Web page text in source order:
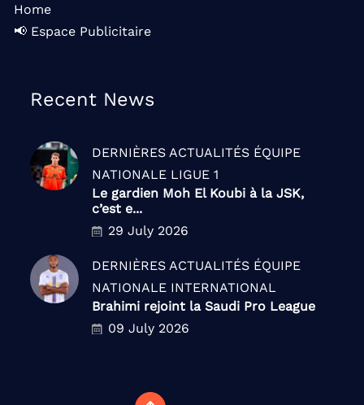
Home
📢 Espace Publicitaire
Recent News
DERNIÈRES ACTUALITÉS ÉQUIPE
NATIONALE LIGUE 1
Le gardien Moh El Koubi à la JSK,
c’est e...
29 July 2026
DERNIÈRES ACTUALITÉS ÉQUIPE
NATIONALE INTERNATIONAL
Brahimi rejoint la Saudi Pro League
09 July 2026